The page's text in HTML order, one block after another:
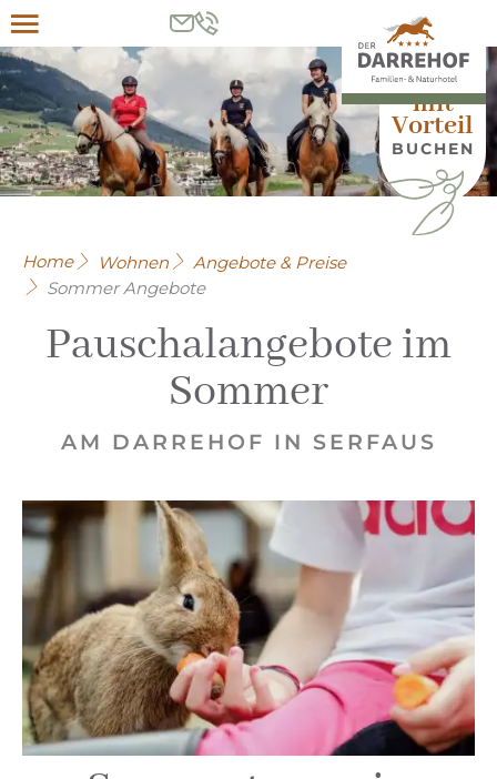
HIER
mit
Vorteil
BUCHEN
Home Wohnen
Angebote & Preise
Sommer Angebote
Pauschalangebote im
Sommer
AM DARREHOF IN SERFAUS